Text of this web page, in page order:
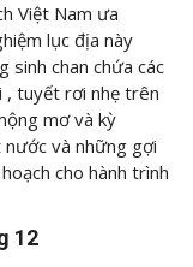
Việt Nam ưa
lục địa này
sinh chan chứa các
, tuyết rơi nhẹ trên
mơ và kỳ
và những gợi
cho hành trình
12